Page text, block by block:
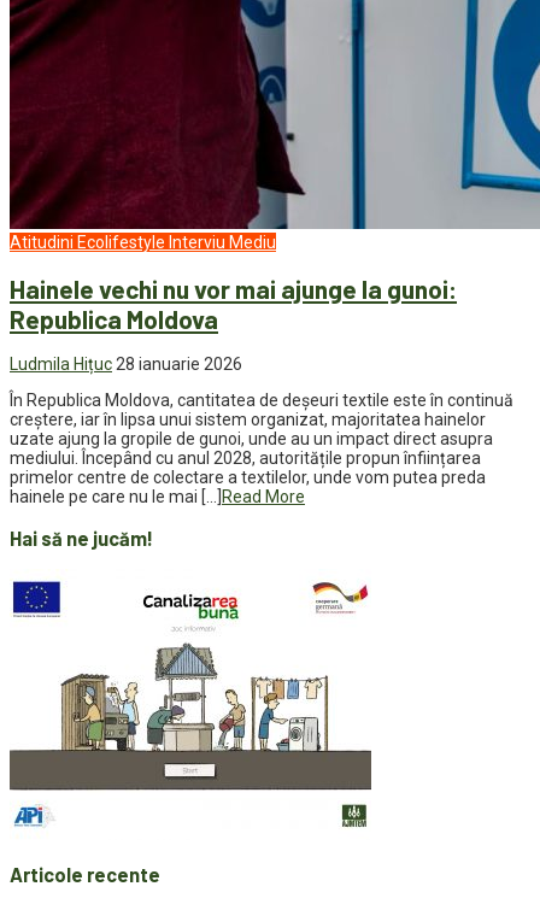
Atitudini Ecolifestyle Interviu Mediu
Hainele vechi nu vor mai ajunge la gunoi:
Republica Moldova
Ludmila Hițuc28 ianuarie 2026
În Republica Moldova, cantitatea de deșeuri textile este în continuă
creștere, iar în lipsa unui sistem organizat, majoritatea hainelor
uzate ajung la gropile de gunoi, unde au un impact direct asupra
mediului. Începând cu anul 2028, autoritățile propun înființarea
primelor centre de colectare a textilelor, unde vom putea preda
hainele pe care nu le mai […] Read More
Hai să ne jucăm!
Articole recente